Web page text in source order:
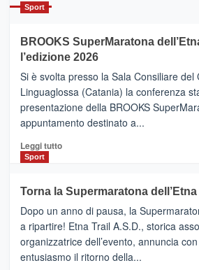
con
la
Al
via
i
collegamenti
Sport
BROOKS SuperMaratona
l’edizione 2026
Si è svolta presso la Sala Consiliare del
Linguaglossa (Catania) la conferenza
presentazione della BROOKS
appuntamento destinato a...
Leggi tuttoLeggi
BROOKS
SuperMaratona
dell’Etna,
presentata
l’edizione
2026
Sport
Torna la Supermaratona dell’Etna
Dopo un anno di pausa, la
a ripartire! Etna Trail A.S.D., storica
organizzatrice dell’evento, annuncia
entusiasmo il ritorno della...